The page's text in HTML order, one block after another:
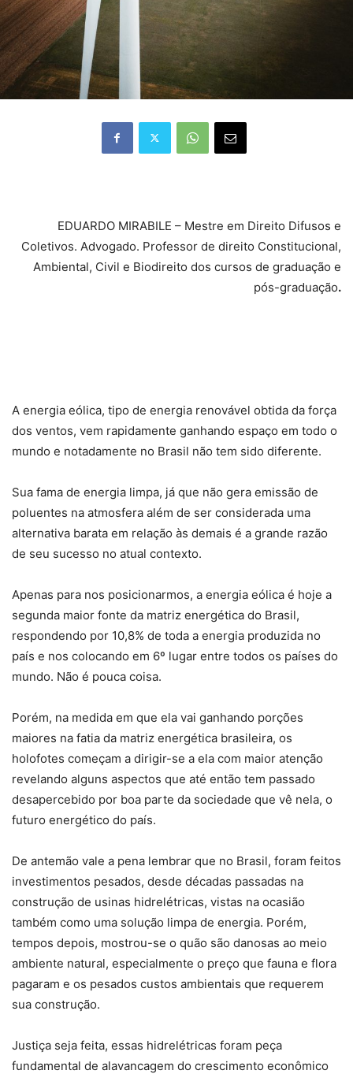
EDUARDO MIRABILE – Mestre em Direito Difusos e
Coletivos. Advogado. Professor de direito Constitucional,
Ambiental, Civil e Biodireito dos cursos de graduação e
pós-graduação.
A energia eólica, tipo de energia renovável obtida da força
dos ventos, vem rapidamente ganhando espaço em todo o
mundo e notadamente no Brasil não tem sido diferente.
Sua fama de energia limpa, já que não gera emissão de
poluentes na atmosfera além de ser considerada uma
alternativa barata em relação às demais é a grande razão
de seu sucesso no atual contexto.
Apenas para nos posicionarmos, a energia eólica é hoje a
segunda maior fonte da matriz energética do Brasil,
respondendo por 10,8% de toda a energia produzida no
país e nos colocando em 6º lugar entre todos os países do
mundo. Não é pouca coisa.
Porém, na medida em que ela vai ganhando porções
maiores na fatia da matriz energética brasileira, os
holofotes começam a dirigir-se a ela com maior atenção
revelando alguns aspectos que até então tem passado
desapercebido por boa parte da sociedade que vê nela, o
futuro energético do país.
De antemão vale a pena lembrar que no Brasil, foram feitos
investimentos pesados, desde décadas passadas na
construção de usinas hidrelétricas, vistas na ocasião
também como uma solução limpa de energia. Porém,
tempos depois, mostrou-se o quão são danosas ao meio
ambiente natural, especialmente o preço que fauna e flora
pagaram e os pesados custos ambientais que requerem
sua construção.
Justiça seja feita, essas hidrelétricas foram peça
fundamental de alavancagem do crescimento econômico